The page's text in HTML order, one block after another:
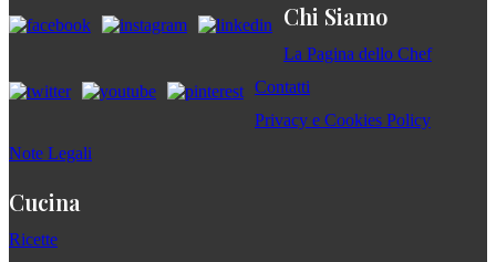
Chi Siamo
La Pagina dello Chef
Contatti
Privacy e Cookies Policy
Note Legali
Cucina
Ricette